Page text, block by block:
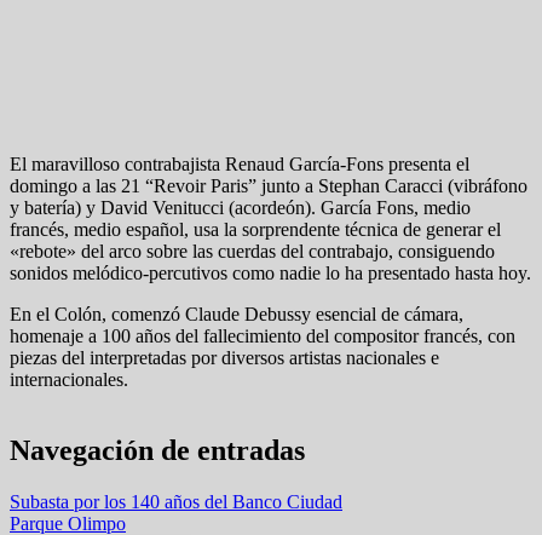
El maravilloso contrabajista Renaud García-Fons presenta el
domingo a las 21 “Revoir Paris” junto a Stephan Caracci (vibráfono
y batería) y David Venitucci (acordeón). García Fons, medio
francés, medio español, usa la sorprendente técnica de generar el
«rebote» del arco sobre las cuerdas del contrabajo, consiguendo
sonidos melódico-percutivos como nadie lo ha presentado hasta hoy.
En el Colón, comenzó Claude Debussy esencial de cámara,
homenaje a 100 años del fallecimiento del compositor francés, con
piezas del interpretadas por diversos artistas nacionales e
internacionales.
Navegación de entradas
Subasta por los 140 años del Banco Ciudad
Parque Olimpo